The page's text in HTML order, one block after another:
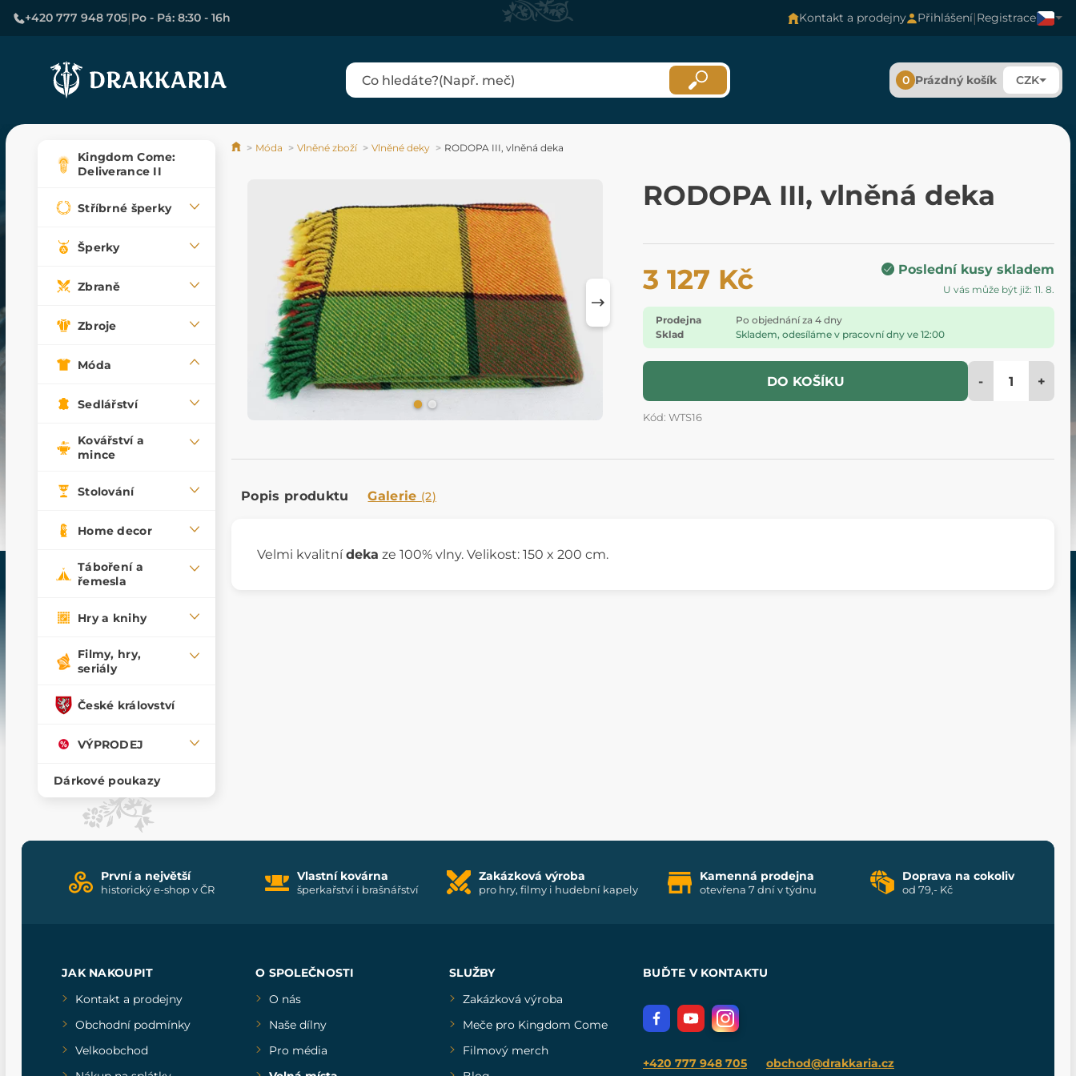
+420 777 948 705|Po - Pá: 8:30 - 16h Kontakt a prodejny Přihlášení|Registrace
0 Prázdný košík CZK
Kingdom Come:
Deliverance II
Stříbrné šperky
Šperky
Zbraně
Zbroje
Móda
Sedlářství
Kovářství a
mince
Stolování
Home decor
Táboření a
řemesla
Hry a knihy
Filmy, hry,
seriály
České království
VÝPRODEJ
Dárkové poukazy
Móda Vlněné zboží Vlněné deky RODOPA III, vlněná deka
RODOPA III, vlněná deka
3 127 Kč Poslední kusy skladem
U vás může být již: 11. 8.
Prodejna
Po objednání za 4 dny
Sklad
Skladem, odesíláme v pracovní dny ve 12:00
DO KOŠÍKU - +
Kód: WTS16
Popis produktu Galerie (2)
Velmi kvalitnídeka ze 100% vlny. Velikost: 150 x 200 cm.
První a největší
historický e-shop v ČR
Vlastní kovárna
šperkařství i brašnářství
Zakázková výroba
pro hry, filmy i hudební kapely
Kamenná prodejna
otevřena 7 dní v týdnu
Doprava na cokoliv
od 79,- Kč
JAK NAKOUPIT
Kontakt a prodejny
Obchodní podmínky
Velkoobchod
O SPOLEČNOSTI
O nás
Naše dílny
Pro média
SLUŽBY
Zakázková výroba
Meče pro Kingdom Come
Filmový merch
BUĎTE V KONTAKTU
+420 777 948 705 obchod@drakkaria.cz